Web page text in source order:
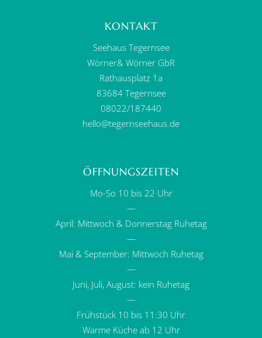
KONTAKT
Seehaus Tegernsee
Wörner& Wörner GbR
Rathausplatz 1a
83684 Tegernsee
08022/187440
hello@tegernseehaus.de
ÖFFNUNGSZEITEN
Mo-So 10 bis 22 Uhr
—
April: Mittwoch & Donnerstag Ruhetag
—
Mai & September: Mittwoch Ruhetag
—
Juni, Juli, August: kein Ruhetag
—
Frühstück 10 bis 11:30 Uhr
Warme Küche ab 12 Uhr